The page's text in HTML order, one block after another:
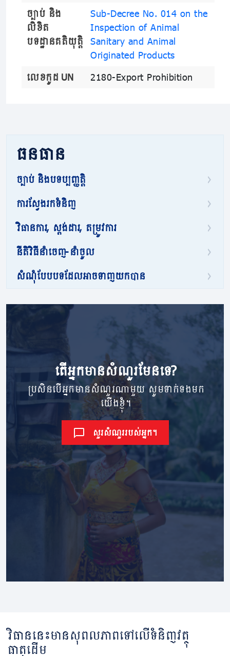
ច្បាប់ និង
លិខិត
បទដ្ឋានគតិយុត្តិ
Sub-Decree No. 014 on the
Inspection of Animal
Sanitary and Animal
Originated Products
លេខកូដ UN
2180-Export Prohibition
ធនធាន
ច្បាប់ និងបទប្បញ្ញត្តិ
ការស្វែងរកទំនិញ
វិធានការ, ស្តង់ដារ, តម្រូវការ
នីតិវិធីនាំចេញ-នាំចូល
សំណុំបែបបទដែលអាចទាញយកបាន
តើ​អ្នក​មាន​សំណួរ​មែនទេ?
ប្រសិនបើអ្នកមានសំណួរណាមួយ សូមទាក់ទងមក
យើងខ្ញុំ។
សួរសំណួររបស់អ្នក។
វិធាននេះមានសុពលភាពទៅលើទំនិញវត្ថុ
ធាតុដើម